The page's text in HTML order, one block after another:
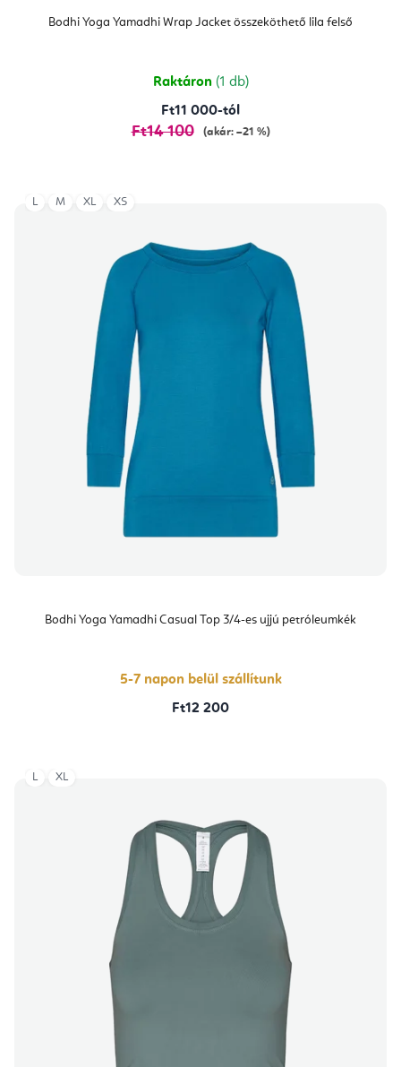
Bodhi Yoga Yamadhi Wrap Jacket összeköthető lila felső
Raktáron (1 db)
Ft11 000-tól
Ft14 100 (akár: –21 %)
Bodhi Yoga Yamadhi Casual Top 3/4-es ujjú petróleumkék
5-7 napon belül szállítunk
Ft12 200
L M XL XS
L XL